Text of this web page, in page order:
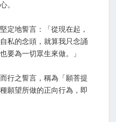
。
定地誓言：「從現在起，
私的念頭，就算我只念誦
要為一切眾生來做。」
行之誓言，稱為「願菩提
願望所做的正向行為，即